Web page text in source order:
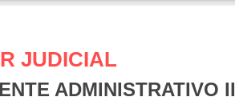
JUDICIAL
ADMINISTRATIVO II